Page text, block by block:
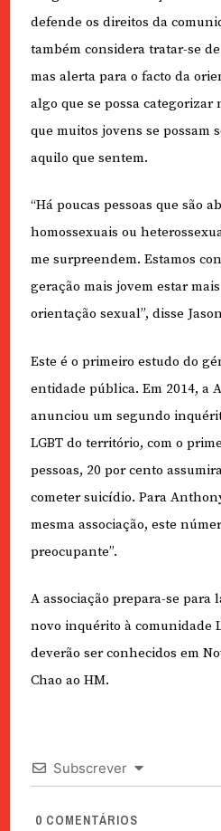
defende os direitos da
também considera tratar-se
mas alerta para o facto da
algo que se possa categorizar
que muitos jovens se possam
aquilo que sentem.
“Há poucas pessoas que são
homossexuais ou
me surpreendem. Estamos
geração mais jovem estar
orientação sexual”, disse
Este é o primeiro estudo do
entidade pública. Em 2014, a
anunciou um segundo
LGBT do território, com o
pessoas, 20 por cento
cometer suicídio. Para
mesma associação, este
preocupante”.
A associação prepara-se para
novo inquérito à comunidade
deverão ser conhecidos em
Chao ao HM.
Subscrever
0 COMENTÁRIOS